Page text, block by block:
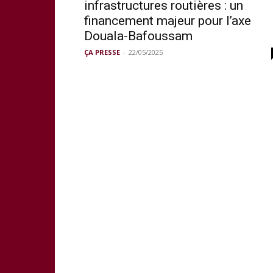
infrastructures routières : un
financement majeur pour l’axe
Douala-Bafoussam
ÇA PRESSE - 22/05/2025